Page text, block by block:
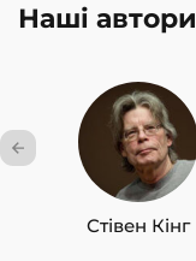
Наші автори
Стівен Кінг